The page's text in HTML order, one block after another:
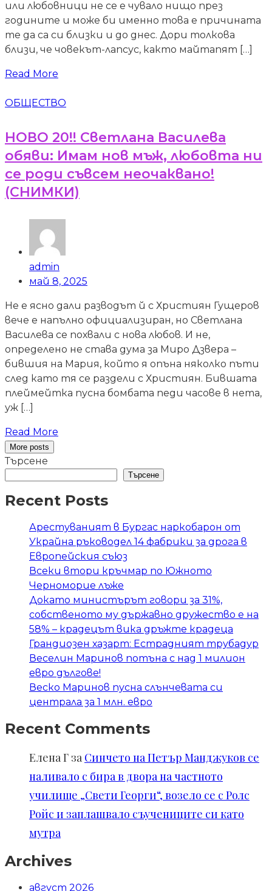
или любовници не се е чувало нищо през
годините и може би именно това е причината
те да са си близки и до днес. Дори толкова
близи, че човекът-лапсус, както майтапят […]
Read More
ОБЩЕСТВО
НОВО 20!! Светлана Василева
обяви: Имам нов мъж, любовта ни
се роди съвсем неочаквано!
(СНИМКИ)
admin
май 8, 2025
Не е ясно дали разводът й с Християн Гущеров
вече е напълно официализиран, но Светлана
Василева се похвали с нова любов. И не,
определено не става дума за Миро Дзвера –
бившия на Мария, който я опъна няколко пъти
след като тя се раздели с Християн. Бившата
плеймейтка пусна бомбата педи часове в нета,
уж […]
Read More
More posts
Търсене
Търсене
Recent Posts
Арестуваният в Бургас наркобарон от
Украйна ръководел 14 фабрики за дрога в
Европейския съюз
Всеки втори кръчмар по Южното
Черноморие лъже
Докато министърът говори за 31%,
собственото му държавно дружество е на
58% – крадецът вика дръжте крадеца
Грандиозен хазарт: Естрадният трубадур
Веселин Маринов потъна с над 1 милион
евро дългове!
Веско Маринов пусна слънчевата си
централа за 1 млн. евро
Recent Comments
Елена Г за Синчето на Петър Манджуков се
наливало с бира в двора на частното
училище „Свети Георги“, возело се с Ролс
Ройс и заплашвало съучениците си като
мутра
Archives
август 2026